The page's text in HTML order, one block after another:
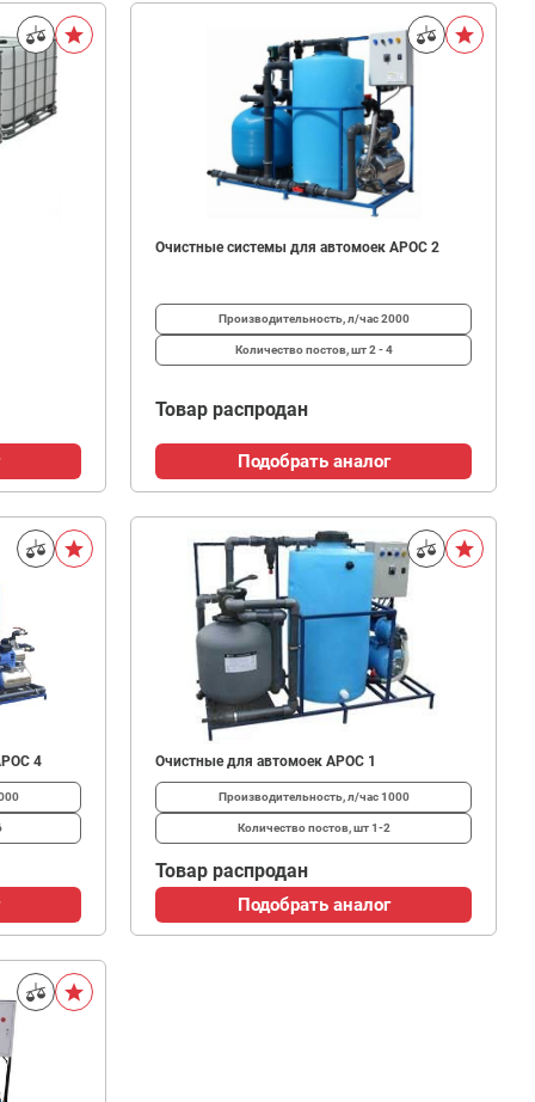
Очистные системы для автомоек АРОС 2
Производительность, л/час2000
Количество постов, шт2 - 4
Товар распродан
Подобрать аналог
4 Очистные для автомоек АРОС 1
Производительность, л/час1000
Количество постов, шт1-2
Товар распродан
Подобрать аналог